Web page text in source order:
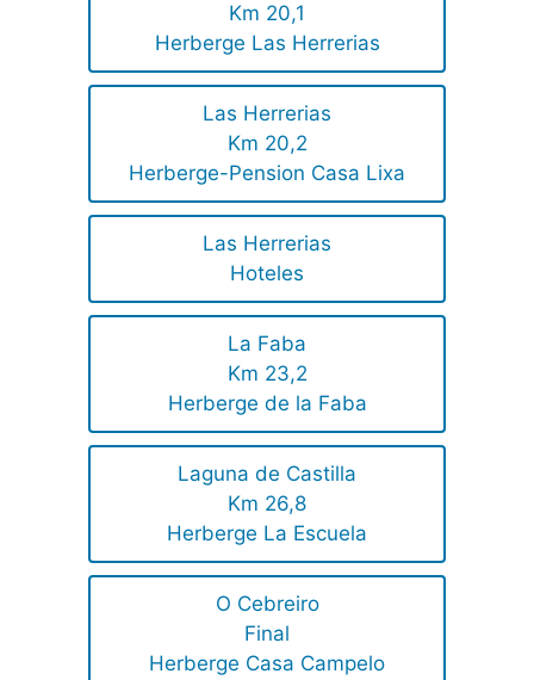
Km 20,1
Herberge Las Herrerias
Las Herrerias
Km 20,2
Herberge-Pension Casa Lixa
Las Herrerias
Hoteles
La Faba
Km 23,2
Herberge de la Faba
Laguna de Castilla
Km 26,8
Herberge La Escuela
O Cebreiro
Final
Herberge Casa Campelo